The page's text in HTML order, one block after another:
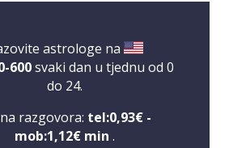
astrologe na
600svaki dan u tjednu od 0
do 24.
razgovora: tel:0,93€ -
mob:1,12€ min .